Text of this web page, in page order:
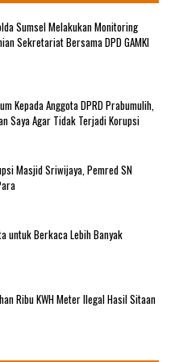
Sumsel Melakukan Monitoring
Sekretariat Bersama DPD GAMKI
Kepada Anggota DPRD Prabumulih,
Saya Agar Tidak Terjadi Korupsi
Masjid Sriwijaya, Pemred SN
untuk Berkaca Lebih Banyak
Ribu KWH Meter Ilegal Hasil Sitaan